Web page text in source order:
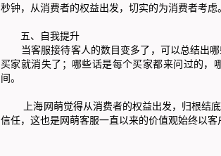
秒钟，从消费者的权益出发，切实的为消费者考虑
五、自我提升
当客服接待客人的数目变多了，可以总结出哪
买家就消失了；哪些话是每个买家都来问过的
间。
上海网萌觉得从消费者的权益出发，归根结底
信任，这也是网萌客服一直以来的价值观始终以